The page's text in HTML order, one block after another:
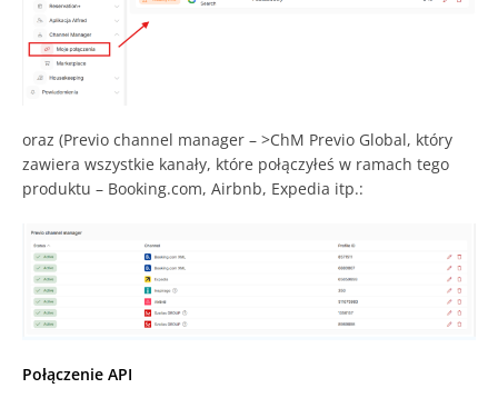
oraz (Previo channel manager – >ChM Previo Global, który
zawiera wszystkie kanały, które połączyłeś w ramach tego
produktu – Booking.com, Airbnb, Expedia itp.:
Połączenie API